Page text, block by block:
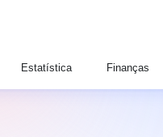
Estatística Finanças